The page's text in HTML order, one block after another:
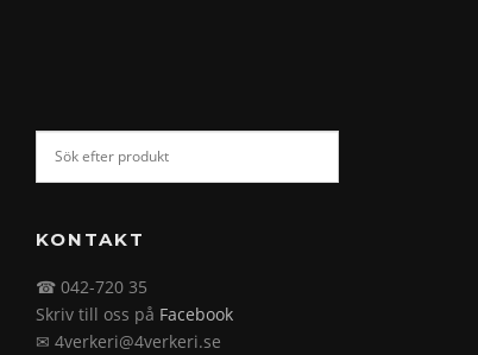
KONTAKT
☎ 042-720 35
Skriv till oss på Facebook
✉ 4verkeri@4verkeri.se